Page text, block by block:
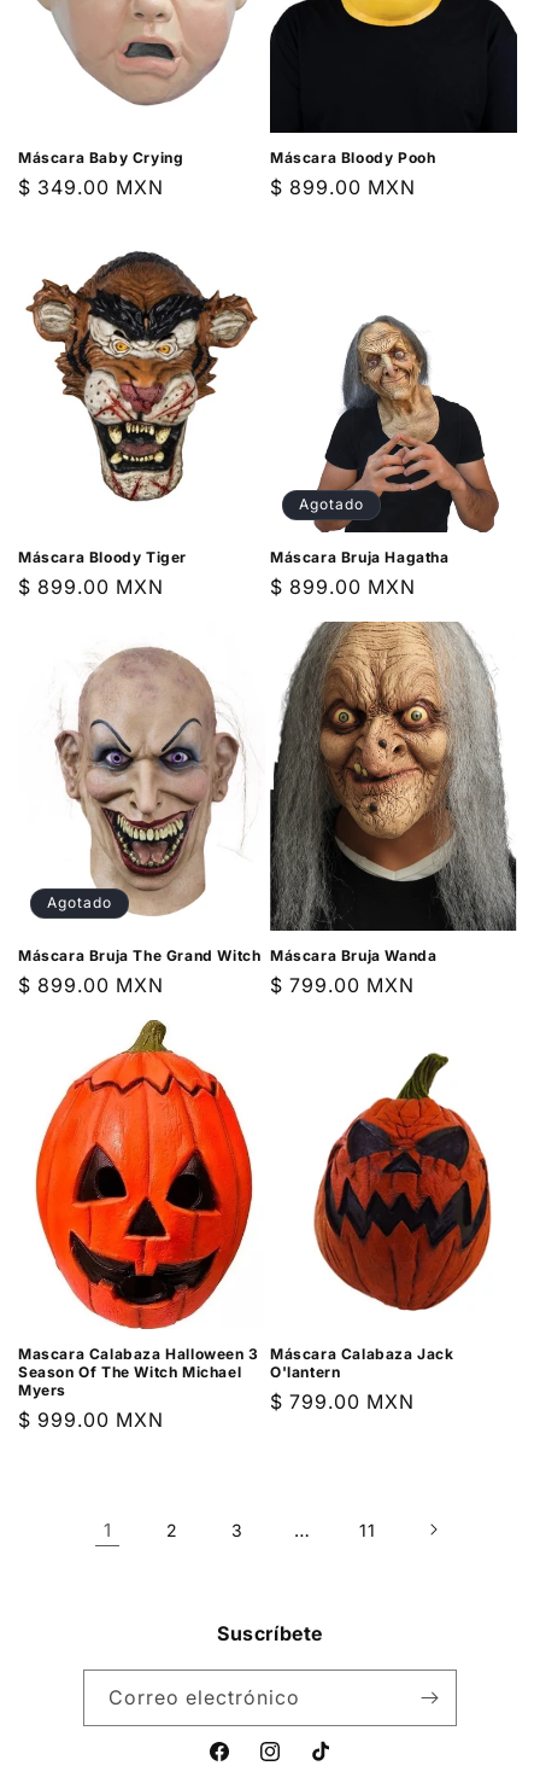
Máscara Baby Crying
Precio
$ 349.00 MXN
Máscara Bloody Pooh
Precio
$ 899.00 MXN
Máscara Bloody Tiger
Precio
$ 899.00 MXN
Agotado
Máscara Bruja Hagatha
Precio
$ 899.00 MXN
Agotado
Máscara Bruja The Grand Witch
Precio
$ 899.00 MXN
Máscara Bruja Wanda
Precio
$ 799.00 MXN
Mascara Calabaza Halloween 3
Season Of The Witch Michael
Myers
Precio
$ 999.00 MXN
Máscara Calabaza Jack
O'lantern
Precio
$ 799.00 MXN
1 2 3 … 11
Suscríbete
Correo electrónico
FacebookInstagramTikTok